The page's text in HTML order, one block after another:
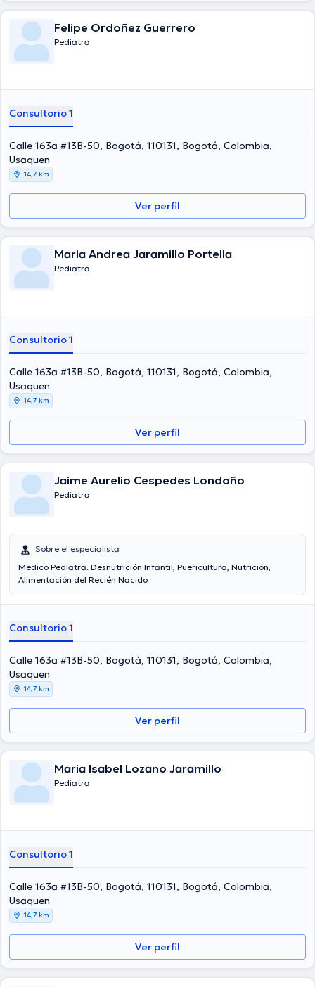
Felipe Ordoñez Guerrero
Pediatra
Consultorio 1
Calle 163a #13B-50, Bogotá, 110131, Bogotá, Colombia,
Usaquen
14,7 km
Ver perfil
Maria Andrea Jaramillo Portella
Pediatra
Consultorio 1
Calle 163a #13B-50, Bogotá, 110131, Bogotá, Colombia,
Usaquen
14,7 km
Ver perfil
Jaime Aurelio Cespedes Londoño
Pediatra
Sobre el especialista
Medico Pediatra. Desnutrición Infantil, Puericultura, Nutrición,
Alimentación del Recién Nacido
Consultorio 1
Calle 163a #13B-50, Bogotá, 110131, Bogotá, Colombia,
Usaquen
14,7 km
Ver perfil
Maria Isabel Lozano Jaramillo
Pediatra
Consultorio 1
Calle 163a #13B-50, Bogotá, 110131, Bogotá, Colombia,
Usaquen
14,7 km
Ver perfil